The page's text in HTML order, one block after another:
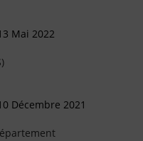
Mai 2022
Décembre 2021